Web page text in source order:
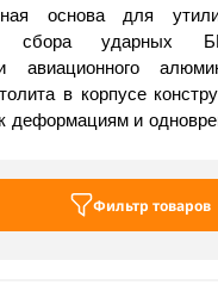
основа для
сбора ударных
авиационного
в корпусе
деформациям и
под
"в поле".
Фильтр товаров